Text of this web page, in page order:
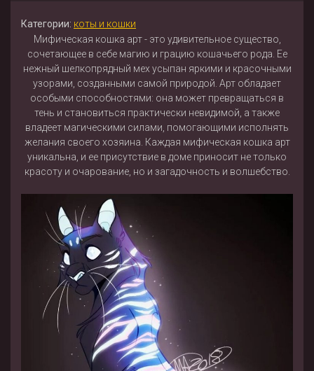
Категории: коты и кошки
Мифическая кошка арт - это удивительное существо,
сочетающее в себе магию и грацию кошачьего рода. Ее
нежный шелкопрядный мех усыпан яркими и красочными
узорами, созданными самой природой. Арт обладает
особыми способностями: она может превращаться в
тень и становиться практически невидимой, а также
владеет магическими силами, помогающими исполнять
желания своего хозяина. Каждая мифическая кошка арт
уникальна, и ее присутствие в доме приносит не только
красоту и очарование, но и загадочность и волшебство.